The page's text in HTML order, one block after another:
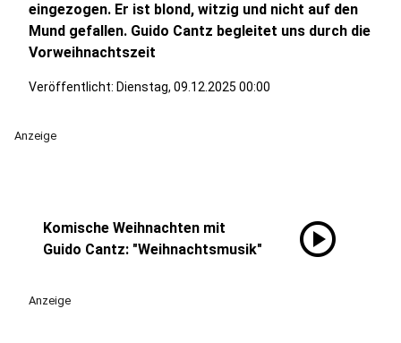
eingezogen. Er ist blond, witzig und nicht auf den
Mund gefallen. Guido Cantz begleitet uns durch die
Vorweihnachtszeit
Veröffentlicht: Dienstag, 09.12.2025 00:00
Anzeige
Komische Weihnachten mit
Guido Cantz: "Weihnachtsmusik"
play_circle
Anzeige